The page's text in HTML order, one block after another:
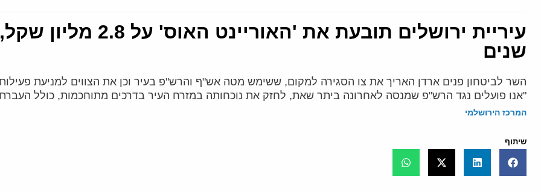
עיריית ירושלים
שנים
השר לביטחון פנים ארדן האריך את צו הסגירה למקום, ששימש מטה אש"ף והרש"פ בעיר וכן את הצווים למניעת
"אנו פועלים נגד הרש"פ שמנסה לאחרונה ביתר שאת, לחזק את נוכחותה במזרח העיר בדרכים מתוחכמות, כולל העברת
המרכז הירושלמי
שיתוף